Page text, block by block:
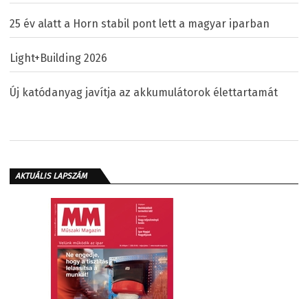
25 év alatt a Horn stabil pont lett a magyar iparban
Light+Building 2026
Új katódanyag javítja az akkumulátorok élettartamát
AKTUÁLIS LAPSZÁM